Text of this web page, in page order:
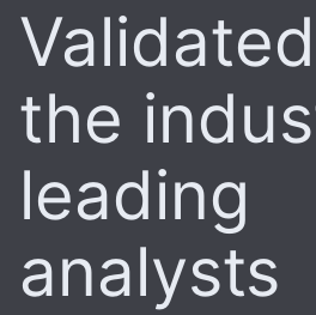
the
leading
analysts